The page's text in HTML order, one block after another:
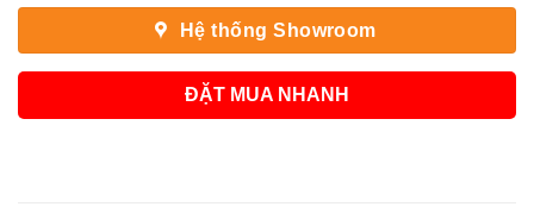
Hệ thống Showroom
ĐẶT MUA NHANH